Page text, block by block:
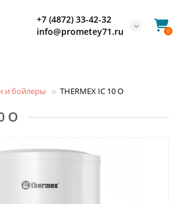
+7 (4872) 33-42-32
info@prometey71.ru
0
и бойлеры THERMEX IC 10 O
O